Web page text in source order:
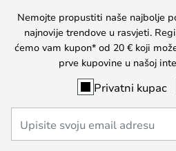
Nemojte propustiti naše najbolje
najnovije trendove u rasvjeti.
ćemo vam kupon* od 20 € koji
prve kupovine u našoj
Privatni kupac